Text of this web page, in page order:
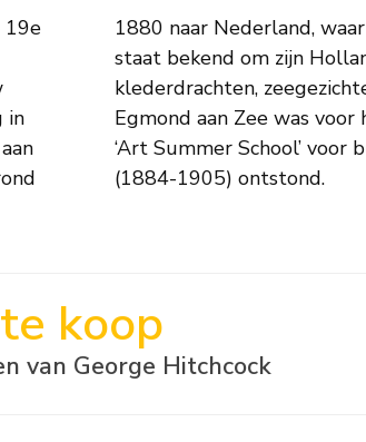
19e
in
(1884-1905) ontstond.
te koop
van George Hitchcock